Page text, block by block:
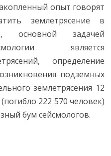
опыт говорят
землетрясение в
основной задачей
является
определение
подземных
землетрясения 12
222 570 человек)
бум сейсмологов.